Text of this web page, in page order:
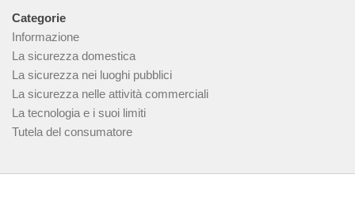
Categorie
Informazione
La sicurezza domestica
La sicurezza nei luoghi pubblici
La sicurezza nelle attività commerciali
La tecnologia e i suoi limiti
Tutela del consumatore